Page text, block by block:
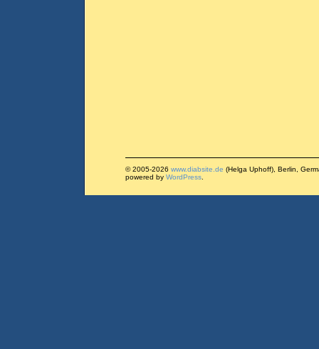
© 2005-2026 www.diabsite.de (Helga Uphoff), Berlin,
powered by WordPress.